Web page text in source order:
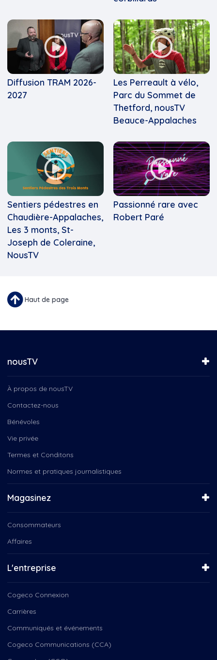
Diffusion TRAM 2026-
2027
Les Perreault à vélo,
Parc du Sommet de
Thetford, nousTV
Beauce-Appalaches
Sentiers pédestres en
Chaudière-Appalaches,
Les 3 monts, St-
Joseph de Coleraine,
NousTV
Passionné rare avec
Robert Paré
Haut de page
nousTV
À propos de nousTV
Contactez-nous
Bénévoles
Vie privée
Termes et Conditons
Normes et pratiques journalistiques
Magasinez
Consommateurs
Affaires
L'entreprise
Cogeco Connexion
Carrières
Communiqués et événements
Cogeco Communications (CCA)